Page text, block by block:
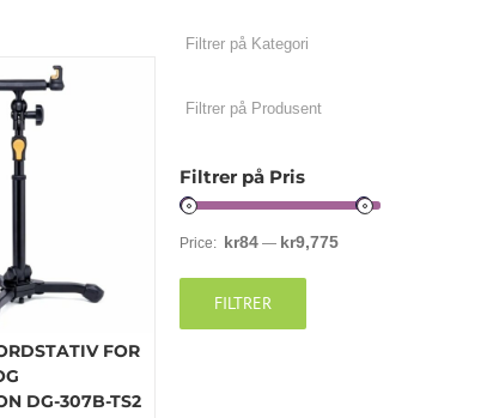
FOR
DG-307B-TS2
Filtrer på Pris
Price: kr84— kr9,775
FILTRER